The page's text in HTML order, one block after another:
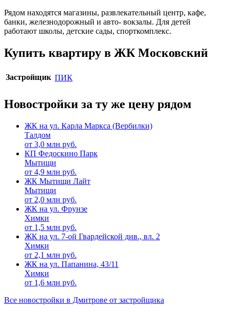
Рядом находятся магазины, развлекательный центр, кафе,
банки, железнодорожный и авто- вокзалы. Для детей
работают школы, детские сады, спорткомплекс.
Купить квартиру в ЖК Московский
Застройщик ПИК
Новостройки за ту же цену рядом
ЖК на ул. Карла Маркса (Вербилки)
Талдом
от 3,0 млн руб.
КП Федоскино Парк
Мытищи
от 4,9 млн руб.
ЖК Мытищи Лайт
Мытищи
от 2,0 млн руб.
ЖК на ул. Фрунзе
Химки
от 1,5 млн руб.
ЖК на ул. 7-ой Гвардейской див., вл. 2
Химки
от 2,1 млн руб.
ЖК на ул. Папанина, 43/11
Химки
от 1,6 млн руб.
Все новостройки в Дмитрове от застройщика